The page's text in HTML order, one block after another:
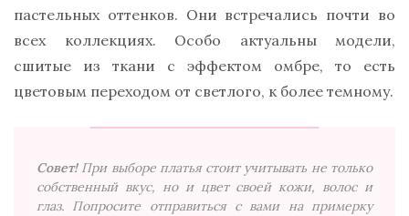
пастельных оттенков. Они встречались почти во
всех коллекциях. Особо актуальны модели,
сшитые из ткани с эффектом омбре, то есть
цветовым переходом от светлого, к более темному.
Совет! При выборе платья стоит учитывать не только
собственный вкус, но и цвет своей кожи, волос и
глаз. Попросите отправиться с вами на примерку